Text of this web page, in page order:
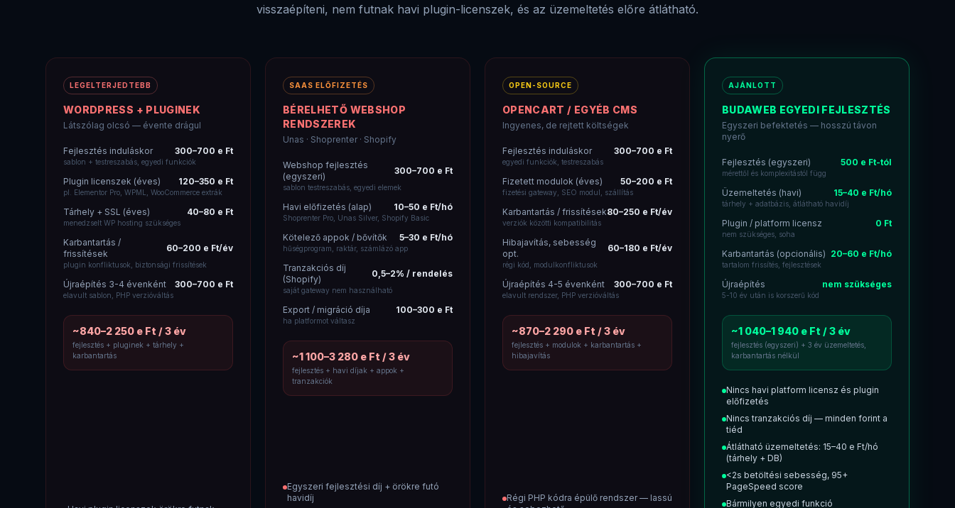
visszaépíteni, nem futnak havi plugin-licenszek, és az üzemeltetés előre átlátható.
LEGELTERJEDTEBB
WORDPRESS + PLUGINEK
Látszólag olcsó — évente drágul
Fejlesztés induláskor 300–700 e Ft
sablon + testreszabás, egyedi funkciók
Plugin licenszek (éves) 120–350 e Ft
pl. Elementor Pro, WPML, WooCommerce extrák
Tárhely + SSL (éves) 40–80 e Ft
menedzselt WP hosting szükséges
Karbantartás /
frissítések
60–200 e Ft/év
plugin konfliktusok, biztonsági frissítések
Újraépítés 3-4 évenként 300–700 e Ft
elavult sablon, PHP verzióváltás
~840–2 250 e Ft / 3 év
fejlesztés + pluginek + tárhely +
karbantartás
SAAS ELŐFIZETÉS
BÉRELHETŐ WEBSHOP
RENDSZEREK
Unas · Shoprenter · Shopify
Webshop fejlesztés
(egyszeri)
300–700 e Ft
sablon testreszabás, egyedi elemek
Havi előfizetés (alap) 10–50 e Ft/hó
Shoprenter Pro, Unas Silver, Shopify Basic
Kötelező appok / bővítők 5–30 e Ft/hó
hűségprogram, raktár, számlázó app
Tranzakciós díj
(Shopify)
0,5–2% / rendelés
saját gateway nem használható
Export / migráció díja 100–300 e Ft
ha platformot váltasz
~1 100–3 280 e Ft / 3 év
fejlesztés + havi díjak + appok +
tranzakciók
Egyszeri fejlesztési díj + örökre futó
havidíj
OPEN-SOURCE
OPENCART / EGYÉB CMS
Ingyenes, de rejtett költségek
Fejlesztés induláskor 300–700 e Ft
egyedi funkciók, testreszabás
Fizetett modulok (éves) 50–200 e Ft
fizetési gateway, SEO modul, szállítás
Karbantartás / frissítések80–250 e Ft/év
verziók közötti kompatibilitás
Hibajavítás, sebesség
opt.
60–180 e Ft/év
régi kód, modulkonfliktusok
Újraépítés 4-5 évenként 300–700 e Ft
elavult rendszer, PHP verzióváltás
~870–2 290 e Ft / 3 év
fejlesztés + modulok + karbantartás +
hibajavítás
Régi PHP kódra épülő rendszer — lassú
AJÁNLOTT
BUDAWEB EGYEDI FEJLESZTÉS
Egyszeri befektetés — hosszú távon
nyerő
Fejlesztés (egyszeri) 500 e Ft-tól
mérettől és komplexitástól függ
Üzemeltetés (havi) 15–40 e Ft/hó
tárhely + adatbázis, átlátható havidíj
Plugin / platform licensz 0 Ft
nem szükséges, soha
Karbantartás (opcionális) 20–60 e Ft/hó
tartalom frissítés, fejlesztések
Újraépítés nem szükséges
5-10 év után is korszerű kód
~1 040–1 940 e Ft / 3 év
fejlesztés (egyszeri) + 3 év üzemeltetés,
karbantartás nélkül
Nincs havi platform licensz és plugin
előfizetés
Nincs tranzakciós díj — minden forint a
tiéd
Átlátható üzemeltetés: 15–40 e Ft/hó
(tárhely + DB)
<2s betöltési sebesség, 95+
PageSpeed score
Bármilyen egyedi funkció